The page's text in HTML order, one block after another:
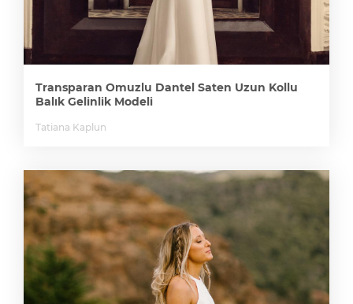
Transparan Omuzlu Dantel Saten Uzun Kollu
Balık Gelinlik Modeli
Tatiana Kaplun